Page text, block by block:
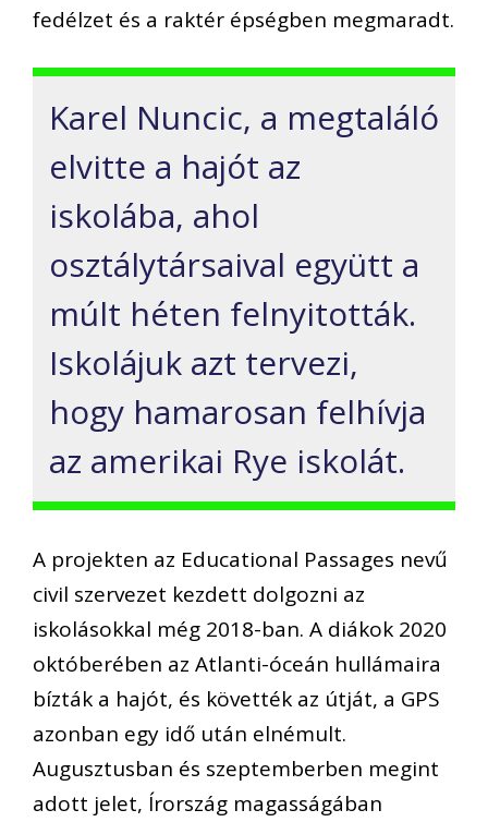
fedélzet és a raktér épségben megmaradt.
Karel Nuncic, a megtaláló
elvitte a hajót az
iskolába, ahol
osztálytársaival együtt a
múlt héten felnyitották.
Iskolájuk azt tervezi,
hogy hamarosan felhívja
az amerikai Rye iskolát.
A projekten az Educational Passages nevű
civil szervezet kezdett dolgozni az
iskolásokkal még 2018-ban. A diákok 2020
októberében az Atlanti-óceán hullámaira
bízták a hajót, és követték az útját, a GPS
azonban egy idő után elnémult.
Augusztusban és szeptemberben megint
adott jelet, Írország magasságában